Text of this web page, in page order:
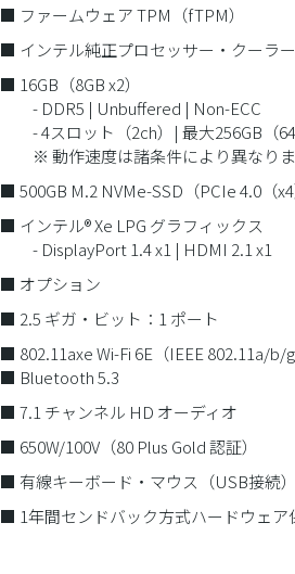
■ ファームウェア TPM（fTPM）
■ インテル純正プロセッサー・クーラー
■ 16GB（8GB x2）
- DDR5 | Unbuffered | Non-ECC
- 4スロット（2ch）| 最大256GB（
※ 動作速度は諸条件により異なり
■ 500GB M.2 NVMe-SSD（PCIe 4.0（x4
■ インテル® Xe LPG グラフィックス
- DisplayPort 1.4 x1 | HDMI 2.1 x1
■ オプション
■ 2.5 ギガ・ビット：1 ポート
■ 802.11axe Wi-Fi 6E（IEEE 802.11a/b/
■ Bluetooth 5.3
■ 7.1 チャンネル HD オーディオ
■ 650W/100V（80 Plus Gold 認証）
■ 有線キーボード・マウス（USB接続）
■ 1年間センドバック方式ハードウェア